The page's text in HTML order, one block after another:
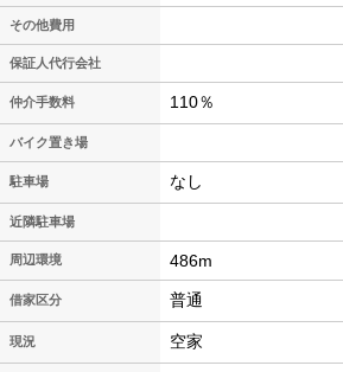
その他費用
保証人代行会社
仲介手数料 110％
バイク置き場
駐車場 なし
近隣駐車場
周辺環境 486m
借家区分 普通
現況 空家